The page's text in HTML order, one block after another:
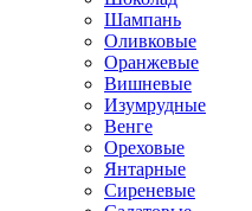
Шампань
Оливковые
Оранжевые
Вишневые
Изумрудные
Венге
Ореховые
Янтарные
Сиреневые